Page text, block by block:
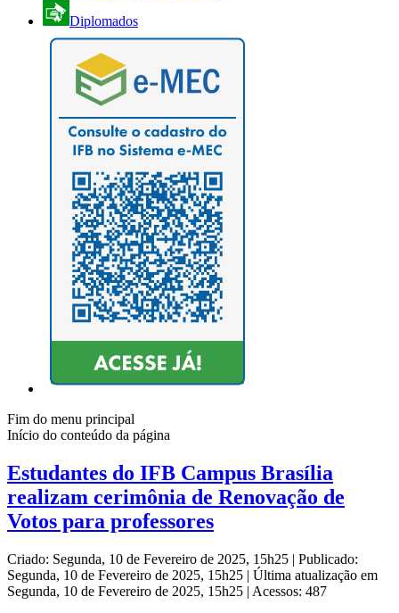
Diplomados
Fim do menu principal
Início do conteúdo da página
Estudantes do IFB Campus Brasília
realizam cerimônia de Renovação de
Votos para professores
Criado: Segunda, 10 de Fevereiro de 2025, 15h25 | Publicado:
Segunda, 10 de Fevereiro de 2025, 15h25 | Última atualização em
Segunda, 10 de Fevereiro de 2025, 15h25 | Acessos: 487